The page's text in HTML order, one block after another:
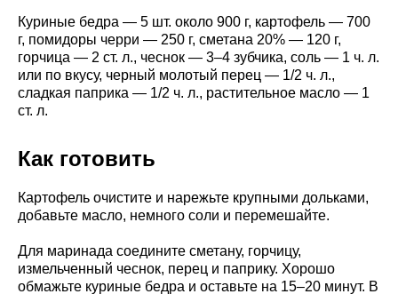
Куриные бедра — 5 шт. около 900 г, картофель — 700
г, помидоры черри — 250 г, сметана 20% — 120 г,
горчица — 2 ст. л., чеснок — 3–4 зубчика, соль — 1 ч. л.
или по вкусу, черный молотый перец — 1/2 ч. л.,
сладкая паприка — 1/2 ч. л., растительное масло — 1
ст. л.
Как готовить
Картофель очистите и нарежьте крупными дольками,
добавьте масло, немного соли и перемешайте.
Для маринада соедините сметану, горчицу,
измельченный чеснок, перец и паприку. Хорошо
обмажьте куриные бедра и оставьте на 15–20 минут. В